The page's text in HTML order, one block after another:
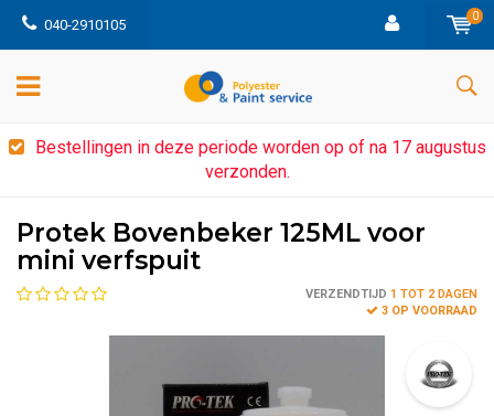
040-2910105
0
Bestellingen in deze periode worden op of na 17 augustus
verzonden.
Protek Bovenbeker 125ML voor
mini verfspuit
VERZENDTIJD 1 TOT 2 DAGEN
3 OP VOORRAAD